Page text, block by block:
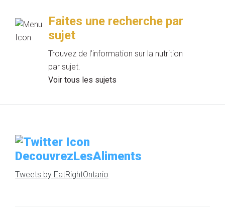
Faites une recherche par
sujet
Trouvez de l’information sur la nutrition
par sujet.
Voir tous les sujets
DecouvrezLesAliments
Tweets by EatRightOntario